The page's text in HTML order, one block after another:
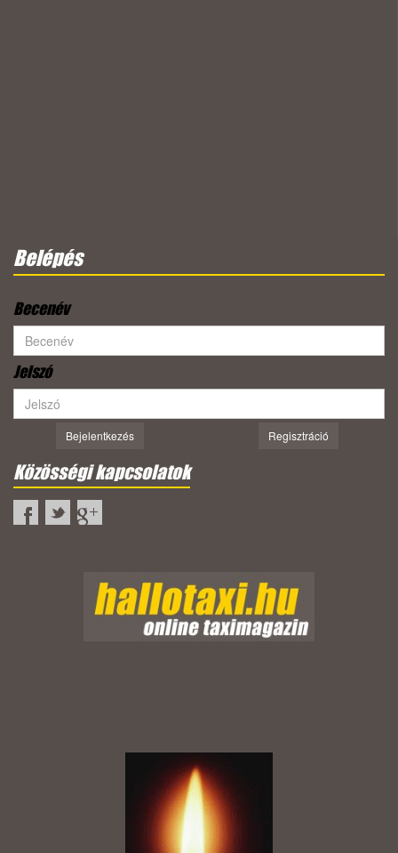
Belépés
Becenév
Jelszó
Bejelentkezés Regisztráció
Közösségi kapcsolatok